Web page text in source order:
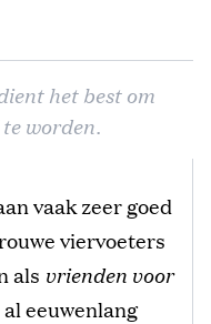
het best om
worden.
vaak zeer goed
viervoeters
als vrienden voor
eeuwenlang